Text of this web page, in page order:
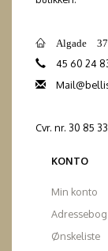
Algade
45 60 24
Cvr. nr. 30 85
KONTO
Min konto
Adressebog
Ønskeliste